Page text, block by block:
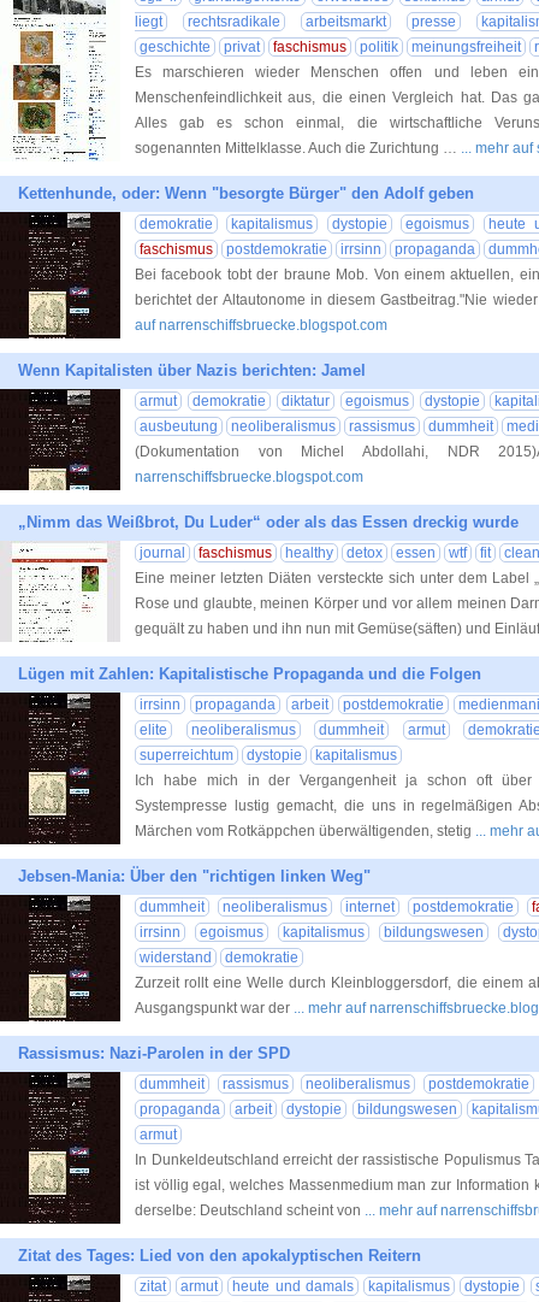
liegt
rechtsradikale arbeitsmarkt presse
geschichte
privat faschismus politik meinungsfreiheit
Es marschieren wieder Menschen offen und leben
Menschenfeindlichkeit aus, die einen Vergleich hat. Das
Alles gab es schon einmal, die wirtschaftliche
sogenannten Mittelklasse. Auch die Zurichtung … ... mehr
Kettenhunde, oder: Wenn "besorgte Bürger" den Adolf geben
demokratie kapitalismus dystopie egoismus
heute
faschismus
postdemokratie irrsinn propaganda
Bei facebook tobt der braune Mob. Von einem aktuellen,
berichtet der Altautonome in diesem Gastbeitrag."Nie
auf narrenschiffsbruecke.blogspot.com
Wenn Kapitalisten über Nazis berichten: Jamel
armut demokratie diktatur egoismus dystopie
ausbeutung
neoliberalismus rassismus dummheit
(Dokumentation von Michel Abdollahi, NDR
narrenschiffsbruecke.blogspot.com
„Nimm das Weißbrot, Du Luder“ oder als das Essen dreckig wurde
journal faschismus healthy detox essen wtf fit
clean
Eine meiner letzten Diäten versteckte sich unter dem Label
Rose und glaubte, meinen Körper und vor allem meinen
gequält zu haben und ihn nun mit Gemüse(säften) und
Lügen mit Zahlen: Kapitalistische Propaganda und die Folgen
irrsinn propaganda arbeit postdemokratie
elite
neoliberalismus dummheit armut
superreichtum
dystopie
kapitalismus
Ich habe mich in der Vergangenheit ja schon oft über
Systempresse lustig gemacht, die uns in regelmäßigen
Märchen vom Rotkäppchen überwältigenden, stetig ... mehr
Jebsen-Mania: Über den "richtigen linken Weg"
dummheit neoliberalismus internet postdemokratie
irrsinn
egoismus kapitalismus bildungswesen
widerstand
demokratie
Zurzeit rollt eine Welle durch Kleinbloggersdorf, die einem
Ausgangspunkt war der ... mehr auf
Rassismus: Nazi-Parolen in der SPD
dummheit rassismus neoliberalismus
postdemokratie
propaganda
arbeit dystopie bildungswesen
armut
In Dunkeldeutschland erreicht der rassistische Populismus
ist völlig egal, welches Massenmedium man zur Information
derselbe: Deutschland scheint von ... mehr auf
Zitat des Tages: Lied von den apokalyptischen Reitern
zitat armut heute und damals kapitalismus dystopie